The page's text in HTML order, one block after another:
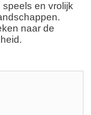
en vrolijk
naar de